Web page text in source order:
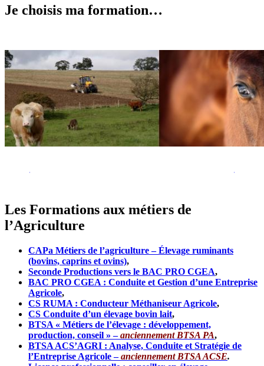
Je choisis ma formation…
Les Formations aux métiers de
l’Agriculture
CAPa Métiers de l’agriculture – Élevage ruminants
(bovins, caprins et ovins),
Seconde Productions vers le BAC PRO CGEA,
BAC PRO CGEA : Conduite et Gestion d’une Entreprise
Agricole,
CS RUMA : Conducteur Méthaniseur Agricole,
CS Conduite d’un élevage bovin lait,
BTSA « Métiers de l’élevage : développement,
production, conseil » –anciennement BTSA PA,
BTSA ACS’AGRI : Analyse, Conduite et Stratégie de
l’Entreprise Agricole –anciennement BTSA ACSE.